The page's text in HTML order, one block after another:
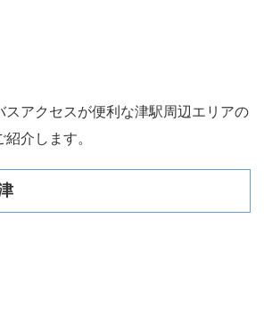
アクセスが便利な津駅周辺エリアの
介します。